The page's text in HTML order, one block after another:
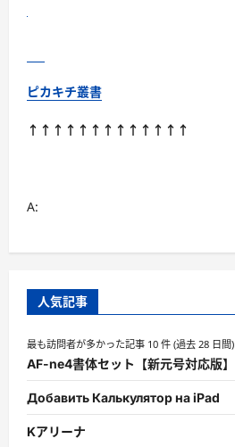
ピカキチ叢書
↑↑↑↑↑↑↑↑↑↑↑↑↑
A:
人気記事
最も訪問者が多かった記事 10 件 (過去 28 日間)
AF-ne4書体セット【新元号対応版】
Добавить Калькулятор на iPad
Kアリーナ